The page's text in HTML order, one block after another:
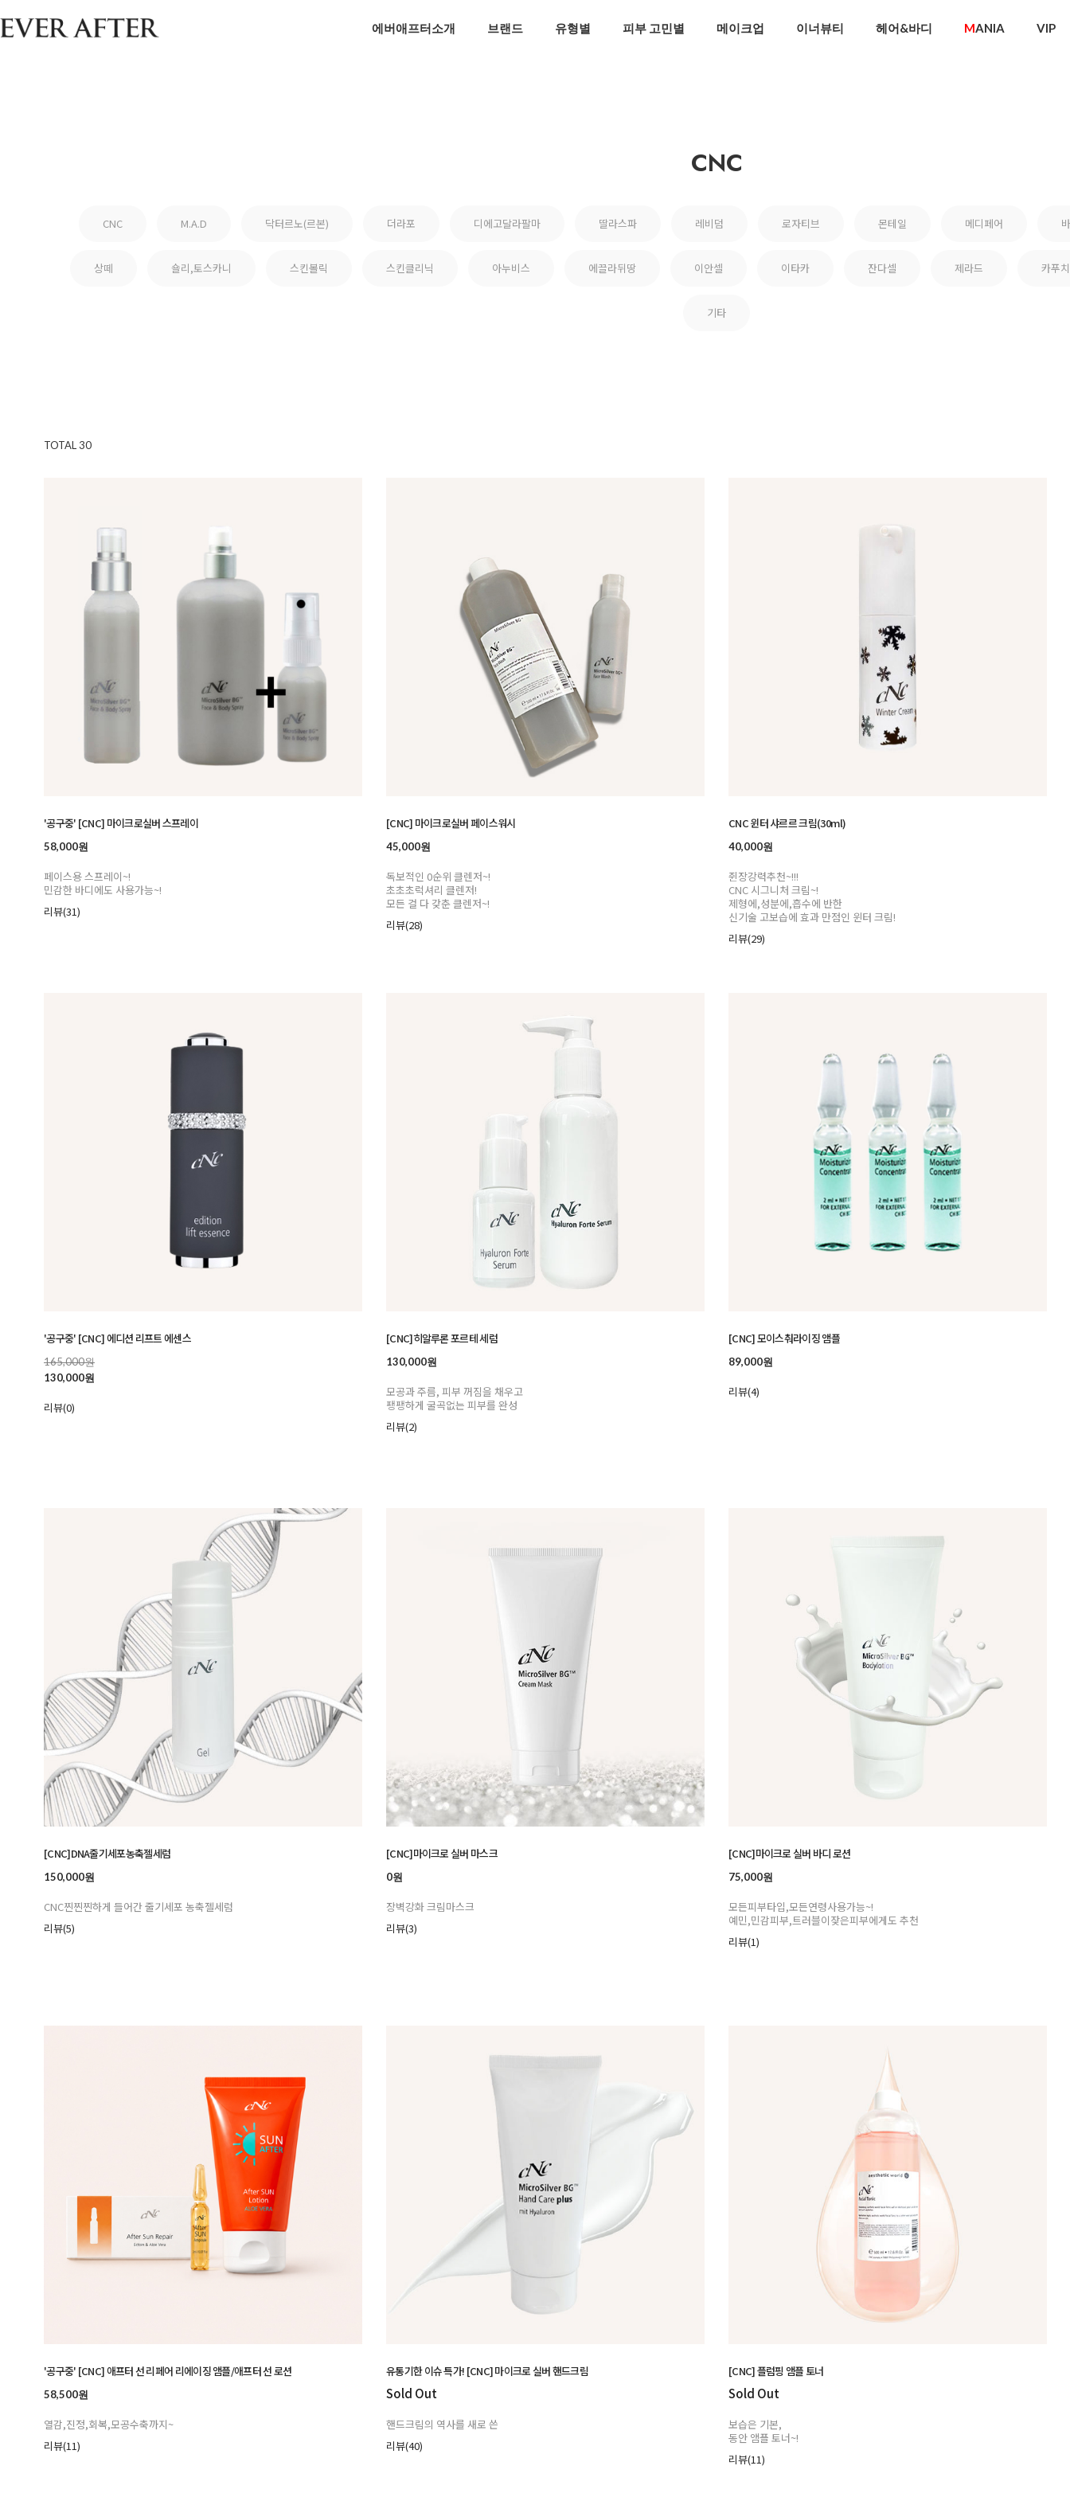
에버애프터소개 브랜드 유형별 피부 고민별 메이크업 이너뷰티 헤어&바디 MANIA VIP
CNC
CNC M.A.D 닥터르노(르본) 더라포 디에고달라팔마 딸라스파 레비덤 로자티브 몬테일 메디페어
상떼 숄리,토스카니 스킨볼릭 스킨클리닉 아누비스 에끌라뒤땅 이안셀 이타카 잔다셀 제라드 카푸
기타
TOTAL 30
'공구중' [CNC] 마이크로실버 스프레이
58,000원
페이스용 스프레이~!
민감한 바디에도 사용가능~!
리뷰(31)
[CNC] 마이크로실버 페이스워시
45,000원
독보적인 0순위 클렌저~!
초초초럭셔리 클렌저!
모든 걸 다 갖춘 클렌저~!
리뷰(28)
CNC 윈터 샤르르 크림(30ml)
40,000원
쥔장강력추천~!!!
CNC 시그니처 크림~!
제형에,성분에,흡수에 반한
신기술 고보습에 효과 만점인 윈터 크림!
리뷰(29)
'공구중' [CNC] 에디션 리프트 에센스
165,000원
130,000원
리뷰(0)
[CNC]히알루론 포르테 세럼
130,000원
모공과 주름, 피부 꺼짐을 채우고
팽팽하게 굴곡없는 피부를 완성
리뷰(2)
[CNC] 모이스춰라이징 앰플
89,000원
리뷰(4)
[CNC]DNA줄기세포농축젤세럼
150,000원
CNC찐찐찐하게 들어간 줄기세포 농축젤세럼
리뷰(5)
[CNC]마이크로 실버 마스크
0원
장벽강화 크림마스크
리뷰(3)
[CNC]마이크로 실버 바디 로션
75,000원
모든피부타입,모든연령사용가능~!
예민,민감피부,트러블이잦은피부에게도 추천
리뷰(1)
'공구중' [CNC] 애프터 선 리페어 리에이징 앰플/애프터 선 로션
58,500원
열감,진정,회복,모공수축까지~
리뷰(11)
유통기한 이슈 특가! [CNC] 마이크로 실버 핸드크림
Sold Out
핸드크림의 역사를 새로 쓴
리뷰(40)
[CNC] 플럼핑 앰플 토너
Sold Out
보습은 기본,
동안 앰플 토너~!
리뷰(11)